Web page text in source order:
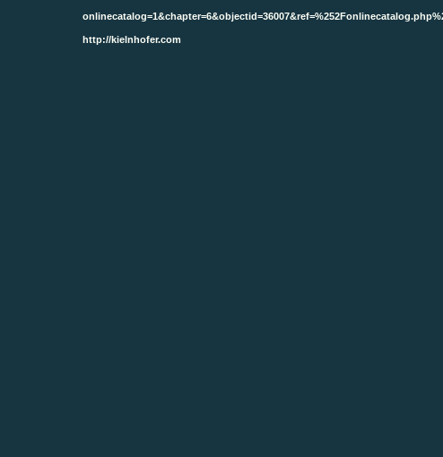
http://kielnhofer.com